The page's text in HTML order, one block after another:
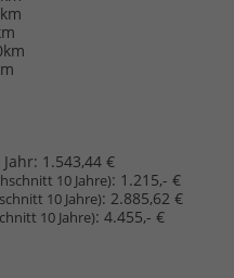
1.543,44 €
10 Jahre): 1.215,- €
10 Jahre): 2.885,62 €
10 Jahre): 4.455,- €